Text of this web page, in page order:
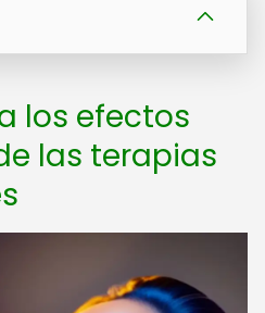
los efectos
las terapias